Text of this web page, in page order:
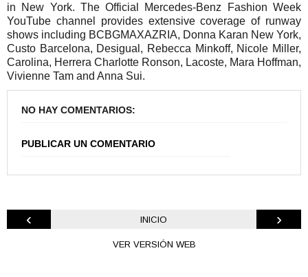
in New York. The Official Mercedes-Benz Fashion Week
YouTube channel provides extensive coverage of runway
shows including BCBGMAXAZRIA, Donna Karan New York,
Custo Barcelona, Desigual, Rebecca Minkoff, Nicole Miller,
Carolina, Herrera Charlotte Ronson, Lacoste, Mara Hoffman,
Vivienne Tam and Anna Sui.
NO HAY COMENTARIOS:
PUBLICAR UN COMENTARIO
‹ INICIO ›
VER VERSIÓN WEB